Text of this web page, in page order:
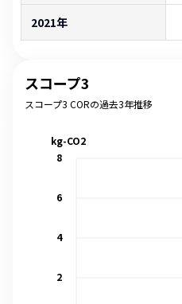
2021年
スコープ3
スコープ3 CORの過去3年推移
2
4
6
8
kg-CO2